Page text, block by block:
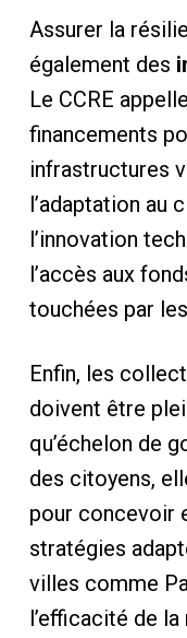
Assurer la
également des
Le CCRE
financements
infrastructures
l’adaptation au
l’innovation
l’accès aux
touchées par
Enfin, les
doivent être
qu’échelon de
des citoyens,
pour concevoir
stratégies
villes comme
l’efficacité de